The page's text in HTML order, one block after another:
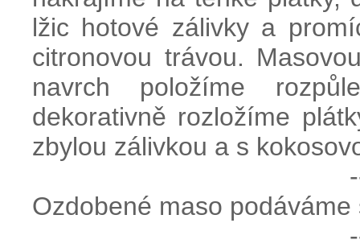
lžic hotové zálivky a
citronovou trávou.
navrch položíme
dekorativně rozložíme
zbylou zálivkou a s
Ozdobené maso